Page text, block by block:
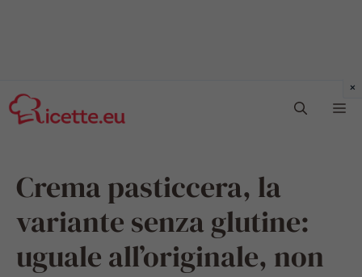
al
contenuto
Crema pasticcera, la
variante senza glutine:
uguale all’originale, non